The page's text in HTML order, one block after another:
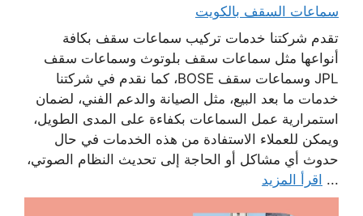
سماعات السقف بالكويت
تقدم شركتنا خدمات تركيب سماعات سقف بكافة
أنواعها مثل سماعات سقف بلوتوث وسماعات سقف
JPL وسماعات سقف BOSE، كما نقدم في شركتنا
خدمات ما بعد البيع، مثل الصيانة والدعم الفني، لضمان
استمرارية عمل السماعات بكفاءة على المدى الطويل،
ويمكن للعملاء الاستفادة من هذه الخدمات في حال
حدوث أي مشاكل أو الحاجة إلى تحديث النظام الصوتي،
... اقرأ المزيد